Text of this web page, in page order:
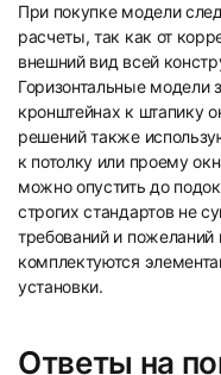
При покупке модели
расчеты, так как от
внешний вид всей
Горизонтальные модели
кронштейнах к штапику
решений также
к потолку или проему
можно опустить до
строгих стандартов не
требований и пожеланий
комплектуются
установки.
Ответы на